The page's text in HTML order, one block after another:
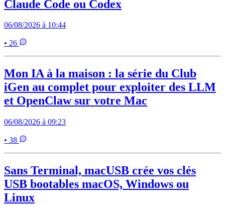
Claude Code ou Codex
06/08/2026 à 10:44
• 26
Mon IA à la maison : la série du Club
iGen au complet pour exploiter des LLM
et OpenClaw sur votre Mac
06/08/2026 à 09:23
• 38
Sans Terminal, macUSB crée vos clés
USB bootables macOS, Windows ou
Linux